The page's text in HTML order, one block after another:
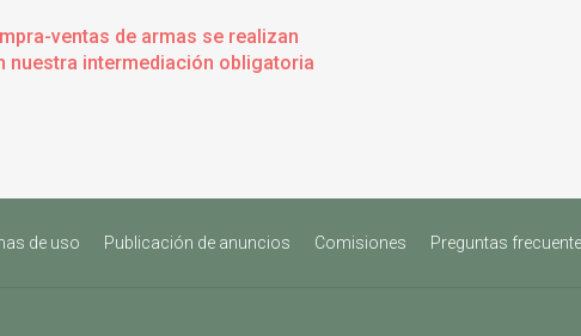
ventas de armas se realizan
nuestra intermediación obligatoria
de uso Publicación de anuncios Comisiones Preguntas